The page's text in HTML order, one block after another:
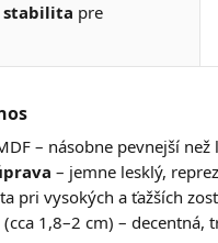
stabilita pre
– násobne pevnejší
– jemne lesklý,
pri vysokých a ťažších
(cca 1,8–2 cm) – decentná,